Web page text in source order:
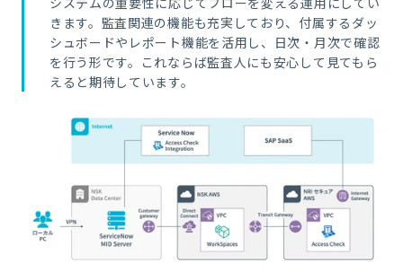
きます。監査関連の機能も充実しており、付属するダッ
シュボードやレポート機能を活用し、日次・月次で確認
を行う形です。これならば監査人にも安心して見てもら
えると期待しています。